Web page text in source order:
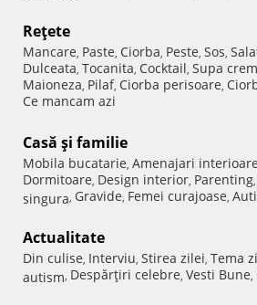
Reţete
Mancare, Paste, Ciorba, Peste, Sos,
Dulceata, Tocanita, Cocktail, Supa
Maioneza, Pilaf, Ciorba perisoare,
Ce mancam azi
Casă şi familie
Mobila bucatarie, Amenajari interioare
Dormitoare, Design interior, Parenting,
singura, Gravide, Femei curajoase,
Actualitate
Din culise, Interviu, Stirea zilei, Tema
autism, Despărţiri celebre, Vesti Bune,